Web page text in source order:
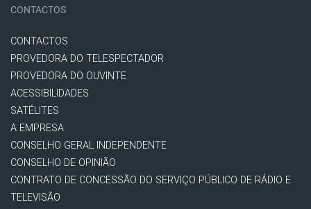
CONTACTOS
CONTACTOS
PROVEDORA DO TELESPECTADOR
PROVEDORA DO OUVINTE
ACESSIBILIDADES
SATÉLITES
A EMPRESA
CONSELHO GERAL INDEPENDENTE
CONSELHO DE OPINIÃO
CONTRATO DE CONCESSÃO DO SERVIÇO PÚBLICO DE RÁDIO E
TELEVISÃO